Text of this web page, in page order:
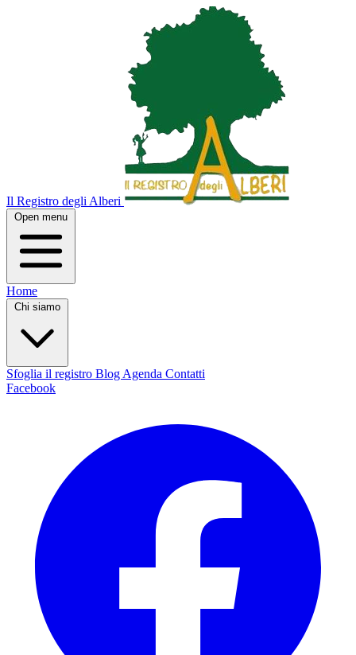
Il Registro degli Alberi
Open menu
Home
Chi siamo
Sfoglia il registro Blog Agenda Contatti
Facebook